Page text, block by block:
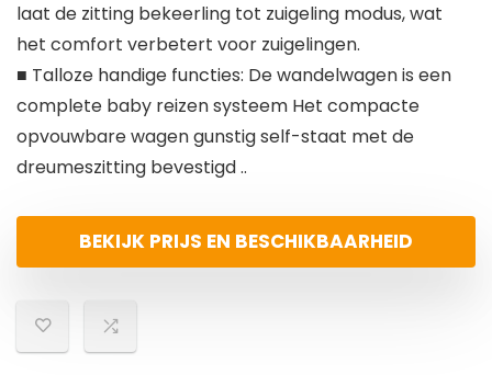
laat de zitting bekeerling tot zuigeling modus, wat
het comfort verbetert voor zuigelingen.
■ Talloze handige functies: De wandelwagen is een
complete baby reizen systeem Het compacte
opvouwbare wagen gunstig self-staat met de
dreumeszitting bevestigd ..
BEKIJK PRIJS EN BESCHIKBAARHEID